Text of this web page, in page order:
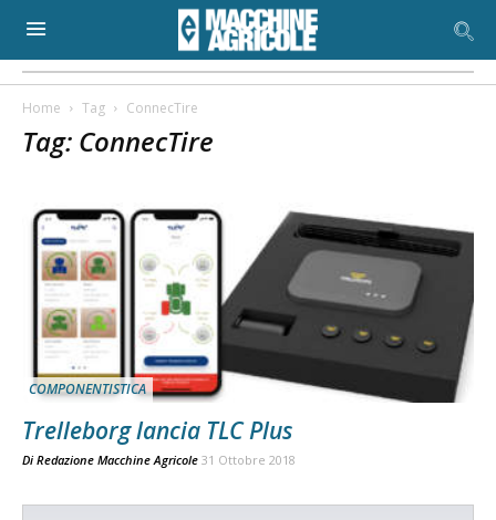
Home Tag ConnecTire
Tag: ConnecTire
COMPONENTISTICA
Trelleborg lancia TLC Plus
Di Redazione Macchine Agricole 31 Ottobre 2018